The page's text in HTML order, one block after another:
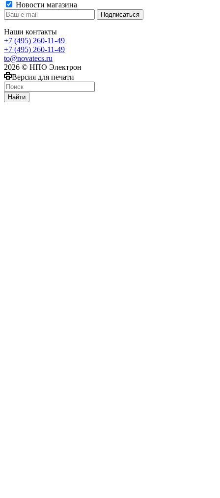
Новости магазина
Наши контакты
+7 (495) 260-11-49
+7 (495) 260-11-49
to@novatecs.ru
2026 © НПО Электрон
Версия для печати
Найти